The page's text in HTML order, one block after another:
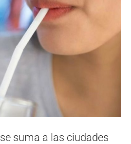
se suma a las ciudades